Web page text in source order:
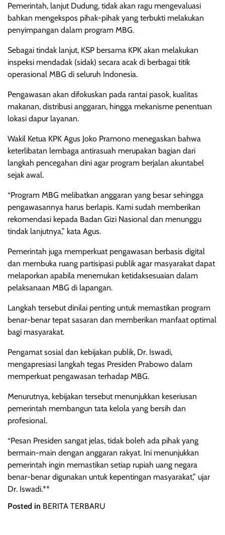
Pemerintah, lanjut Dudung, tidak akan ragu mengevaluasi
bahkan mengekspos pihak-pihak yang terbukti melakukan
penyimpangan dalam program MBG.
Sebagai tindak lanjut, KSP bersama KPK akan melakukan
inspeksi mendadak (sidak) secara acak di berbagai titik
operasional MBG di seluruh Indonesia.
Pengawasan akan difokuskan pada rantai pasok, kualitas
makanan, distribusi anggaran, hingga mekanisme penentuan
lokasi dapur layanan.
Wakil Ketua KPK Agus Joko Pramono menegaskan bahwa
keterlibatan lembaga antirasuah merupakan bagian dari
langkah pencegahan dini agar program berjalan akuntabel
sejak awal.
“Program MBG melibatkan anggaran yang besar sehingga
pengawasannya harus berlapis. Kami sudah memberikan
rekomendasi kepada Badan Gizi Nasional dan menunggu
tindak lanjutnya,” kata Agus.
Pemerintah juga memperkuat pengawasan berbasis digital
dan membuka ruang partisipasi publik agar masyarakat dapat
melaporkan apabila menemukan ketidaksesuaian dalam
pelaksanaan MBG di lapangan.
Langkah tersebut dinilai penting untuk memastikan program
benar-benar tepat sasaran dan memberikan manfaat optimal
bagi masyarakat.
Pengamat sosial dan kebijakan publik, Dr. Iswadi,
mengapresiasi langkah tegas Presiden Prabowo dalam
memperkuat pengawasan terhadap MBG.
Menurutnya, kebijakan tersebut menunjukkan keseriusan
pemerintah membangun tata kelola yang bersih dan
profesional.
“Pesan Presiden sangat jelas, tidak boleh ada pihak yang
bermain-main dengan anggaran rakyat. Ini menunjukkan
pemerintah ingin memastikan setiap rupiah uang negara
benar-benar digunakan untuk kepentingan masyarakat,” ujar
Dr. Iswadi.**
Posted in BERITA TERBARU